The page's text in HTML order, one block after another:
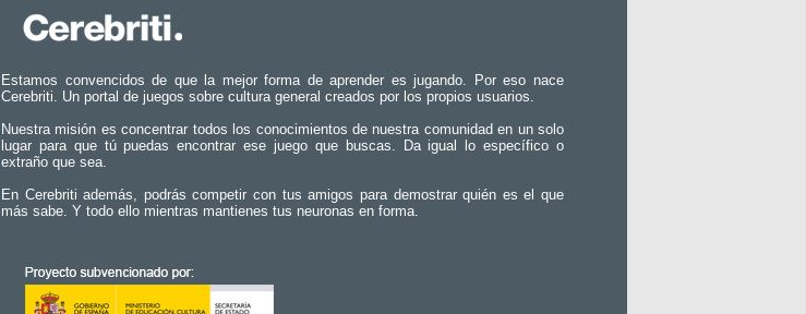
Estamos convencidos de que la mejor forma de aprender es jugando. Por eso nace
Cerebriti. Un portal de juegos sobre cultura general creados por los propios usuarios.
Nuestra misión es concentrar todos los conocimientos de nuestra comunidad en un solo
lugar para que tú puedas encontrar ese juego que buscas. Da igual lo específico o
extraño que sea.
En Cerebriti además, podrás competir con tus amigos para demostrar quién es el que
más sabe. Y todo ello mientras mantienes tus neuronas en forma.